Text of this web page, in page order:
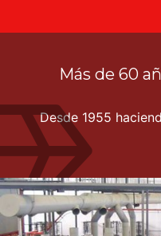
Más de 60
Desde 1955